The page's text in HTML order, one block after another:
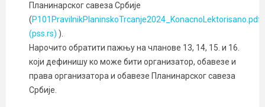
Планинарског савеза Србије
(P101PravilnikPlaninskoTrcanje2024_KonacnoLektorisano.pdf
(pss.rs) ).
Нарочито обратити пажњу на чланове 13, 14, 15. и 16.
који дефинишу ко може бити организатор, обавезе и
права организатора и обавезе Планинарског савеза
Србије.